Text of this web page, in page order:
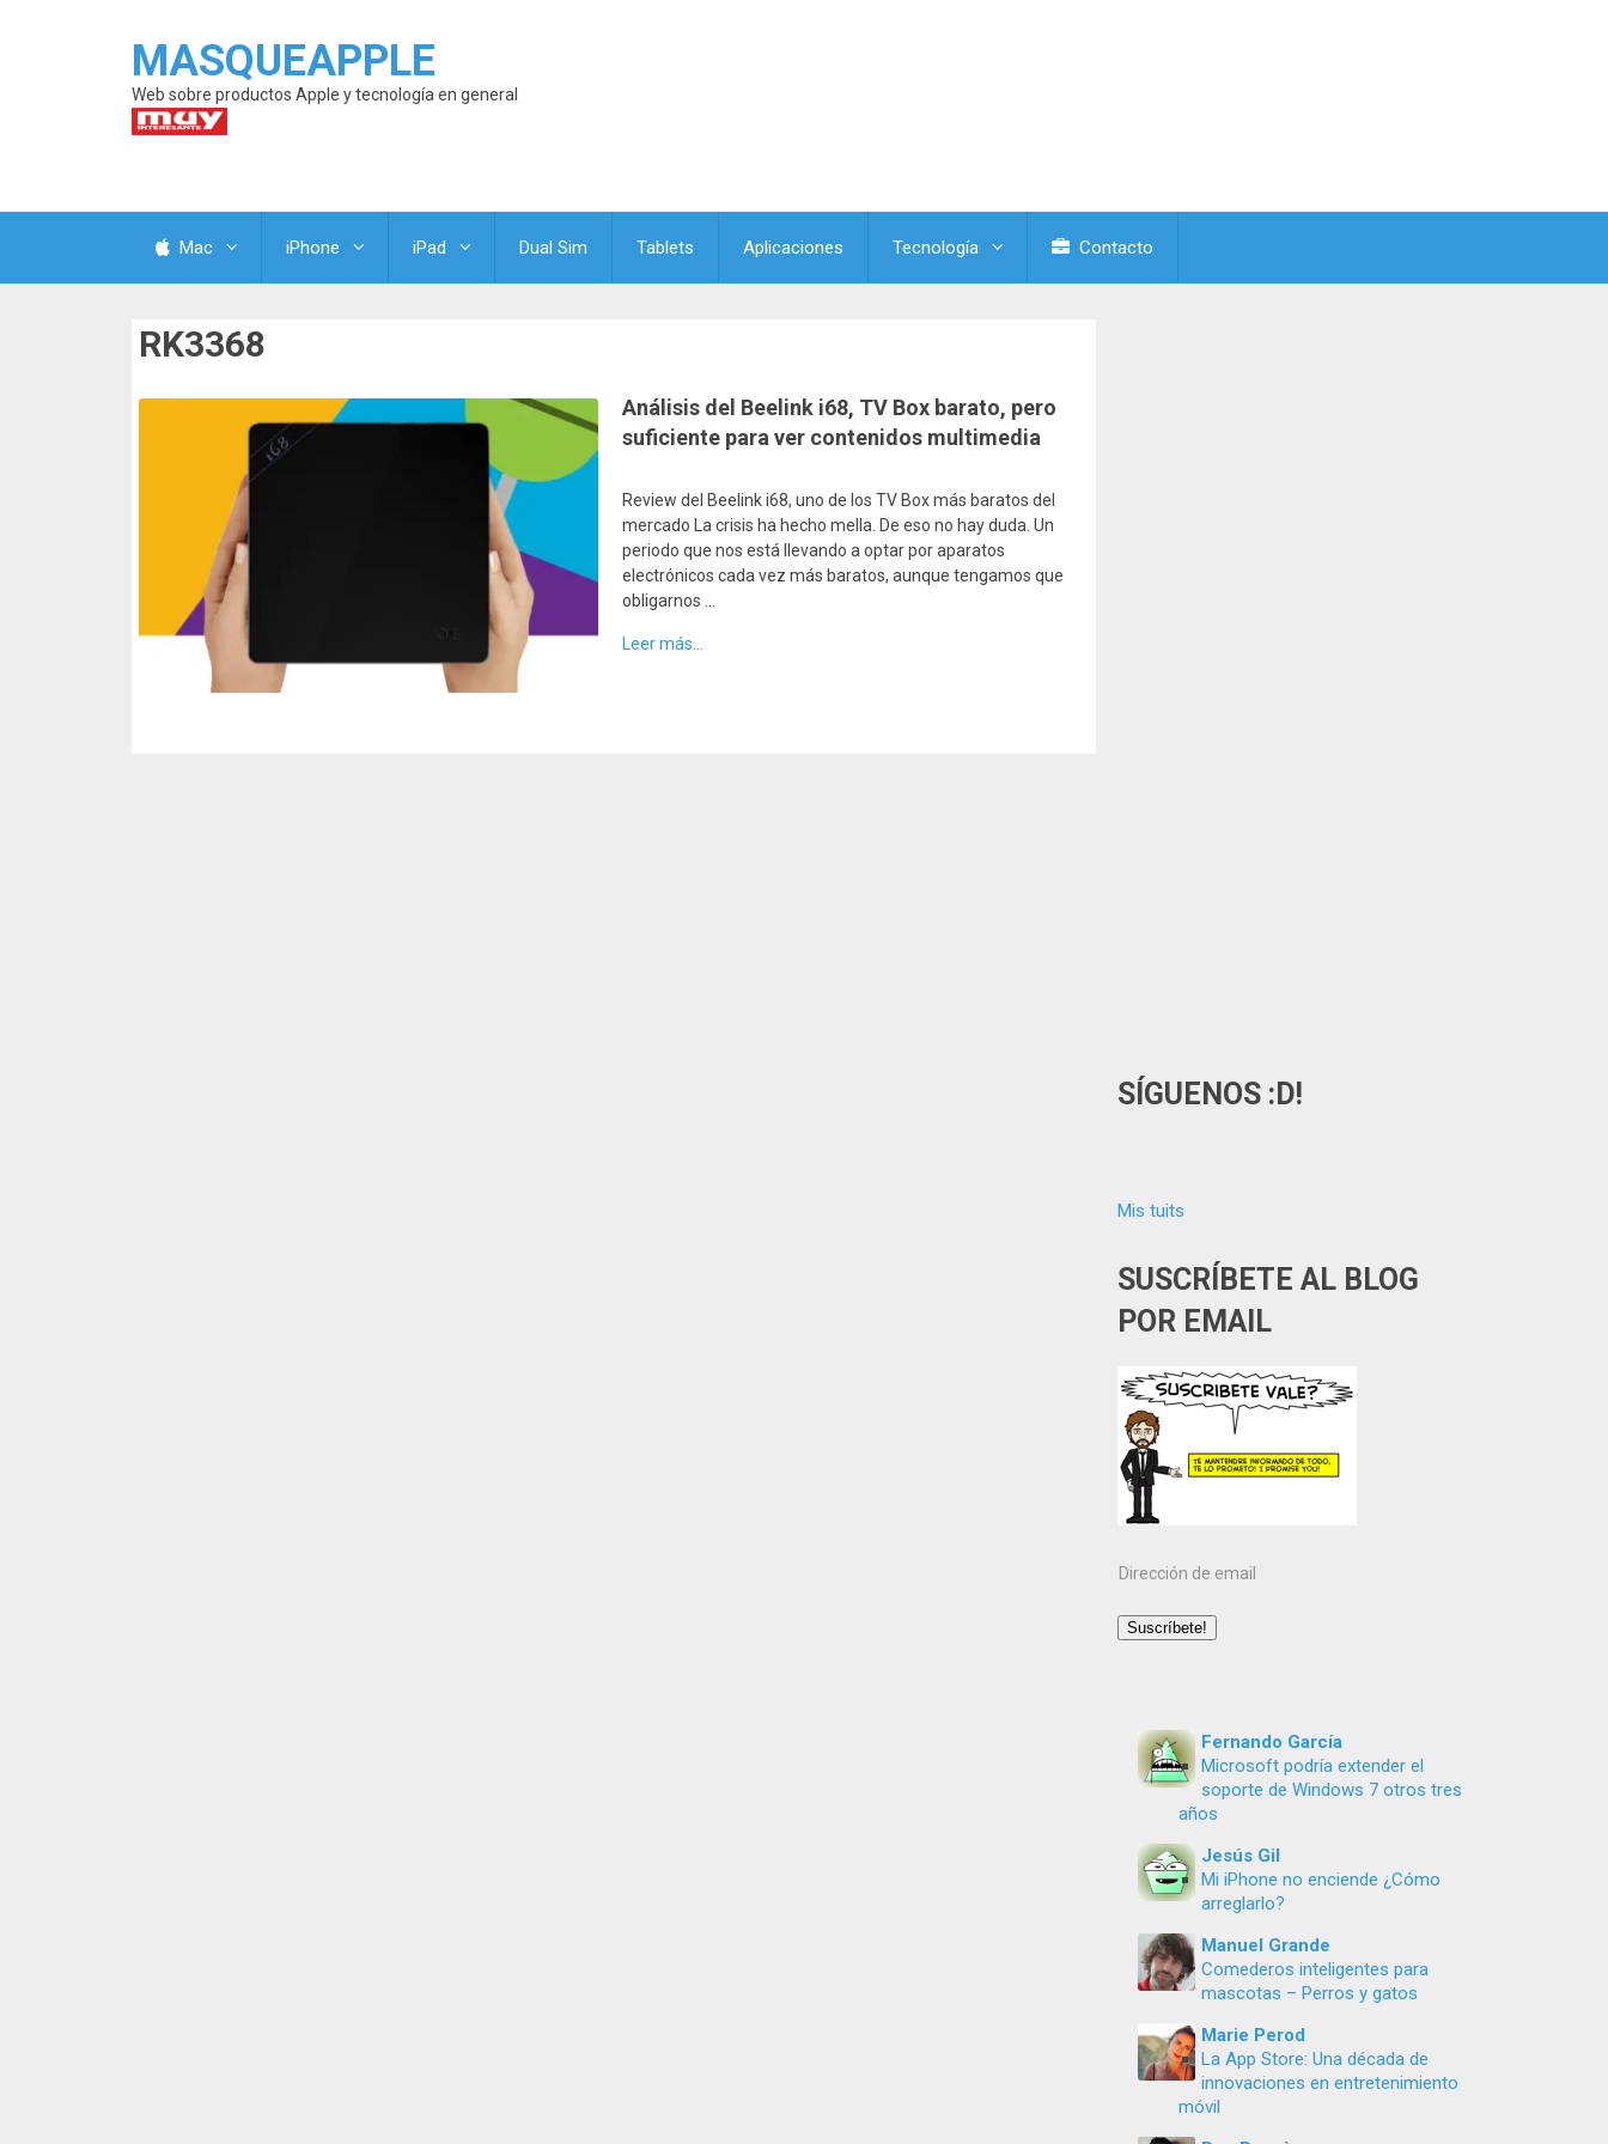
MASQUEAPPLE
Web sobre productos Apple y tecnología en general
Mac iPhone iPad Dual Sim Tablets Aplicaciones Tecnología Contacto
RK3368
Análisis del Beelink i68, TV Box barato, pero
suficiente para ver contenidos multimedia
Review del Beelink i68, uno de los TV Box más baratos del
mercado La crisis ha hecho mella. De eso no hay duda. Un
periodo que nos está llevando a optar por aparatos
electrónicos cada vez más baratos, aunque tengamos que
obligarnos …
Leer más...
SÍGUENOS :D!
Mis tuits
SUSCRÍBETE AL BLOG
POR EMAIL
Dirección
email
Suscríbete!
Fernando García
Microsoft podría extender el
soporte de Windows 7 otros tres
años
Jesús Gil
Mi iPhone no enciende ¿Cómo
arreglarlo?
Manuel Grande
Comederos inteligentes para
mascotas – Perros y gatos
Marie Perod
La App Store: Una década de
innovaciones en entretenimiento
móvil